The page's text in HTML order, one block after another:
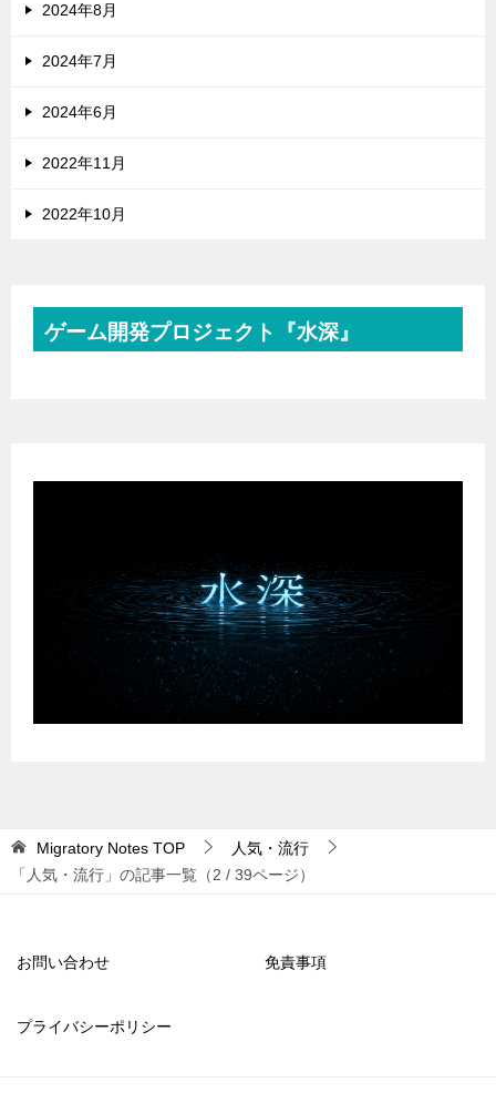
2024年8月
2024年7月
2024年6月
2022年11月
2022年10月
ゲーム開発プロジェクト『水深』
Migratory Notes TOP
人気・流行
「人気・流行」の記事一覧（2 / 39ページ）
お問い合わせ 免責事項
プライバシーポリシー